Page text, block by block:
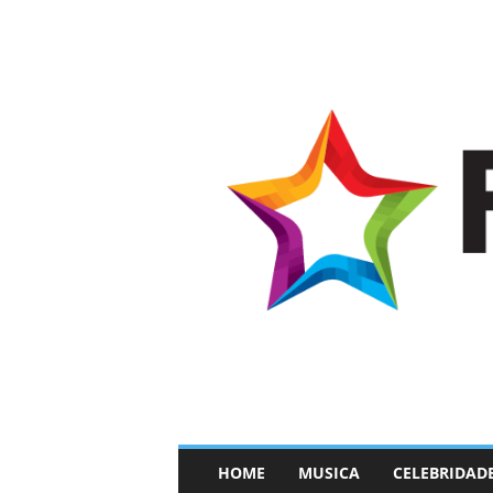
HOME MUSICA